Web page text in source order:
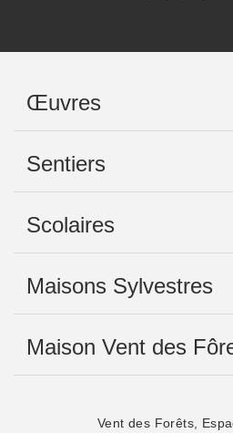
Œuvres
Sentiers
Scolaires
Maisons Sylvestres
Maison Vent des
Vent des Forêts,